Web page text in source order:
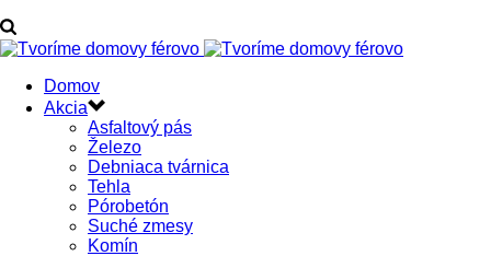
Domov
Akcia
Asfaltový pás
Železo
Debniaca tvárnica
Tehla
Pórobetón
Suché zmesy
Komín